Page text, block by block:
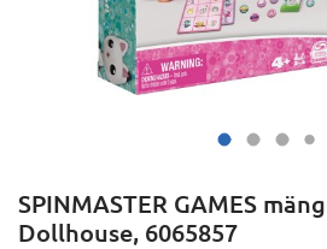
SPINMASTER GAMES
Dollhouse, 6065857